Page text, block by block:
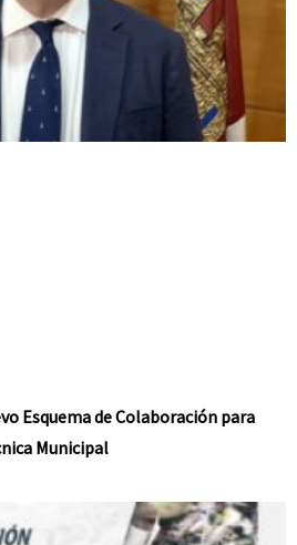
Esquema de Colaboración para
Municipal